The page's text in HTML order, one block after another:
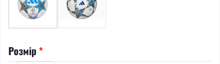
Розмір *